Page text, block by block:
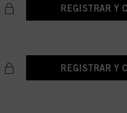
REGISTRAR Y
REGISTRAR Y